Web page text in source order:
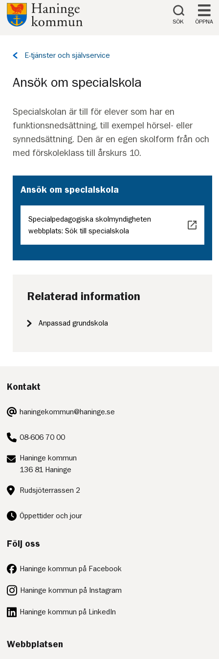
Till innehåll på sidan
SÖK ÖPPNA
Tillbaka
E-tjänster och självservice
Ansök om specialskola
Specialskolan är till för elever som har en
funktionsnedsättning, till exempel hörsel- eller
synnedsättning. Den är en egen skolform från och
med förskoleklass till årskurs 10.
Ansök om specialskola
Specialpedagogiska skolmyndigheten
webbplats: Sök till specialskola
Relaterad information
Anpassad grundskola
Kontakt
E-
post:
haningekommun@haninge.se
Telefon:
08-606 70 00
Postadress:
Haninge kommun
136 81 Haninge
Besöksadress:
Rudsjöterrassen 2
Öppettider och jour
Följ oss
Haninge kommun på Facebook
Haninge kommun på Instagram
Haninge kommun på LinkedIn
Webbplatsen